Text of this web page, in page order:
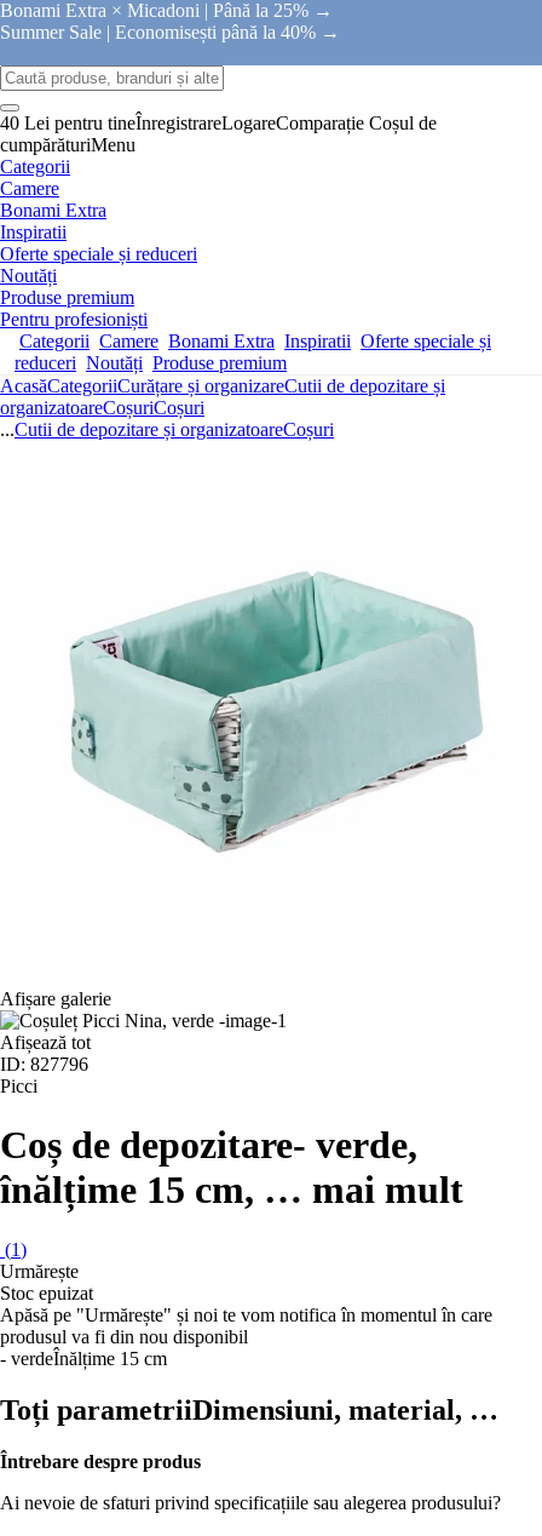
Bonami Extra × Micadoni | Până la 25% →
Summer Sale | Economisești până la 40% →
40 Lei pentru tineÎnregistrareLogareComparație Coșul de
cumpărăturiMenu
Categorii
Camere
Bonami Extra
Inspiratii
Oferte speciale și reduceri
Noutăți
Produse premium
Pentru profesioniști
Categorii Camere Bonami Extra Inspiratii Oferte speciale și
reduceri Noutăți Produse premium
AcasăCategoriiCurățare și organizareCutii de depozitare și
organizatoareCoșuriCoșuri
...Cutii de depozitare și organizatoareCoșuri
Afișare galerie
Afișează tot
ID: 827796
Picci
Coș de depozitare- verde,
înălțime 15 cm, … mai mult
(1)
Urmărește
Stoc epuizat
Apăsă pe "Urmărește" și noi te vom notifica în momentul în care
produsul va fi din nou disponibil
- verdeÎnălțime 15 cm
Toți parametriiDimensiuni, material, …
Întrebare despre produs
Ai nevoie de sfaturi privind specificațiile sau alegerea produsului?